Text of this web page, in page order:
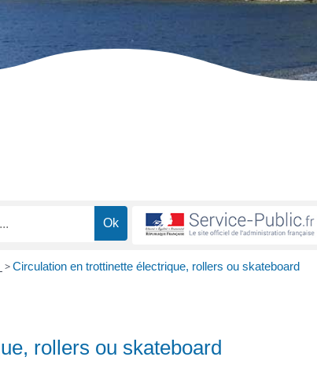
>Circulation en trottinette électrique, rollers ou skateboard
rollers ou skateboard